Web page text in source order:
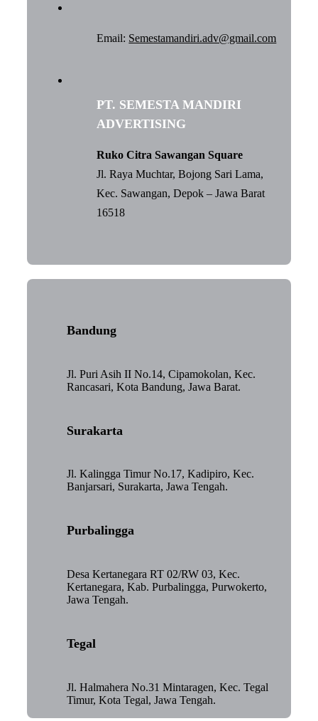
Email: Semestamandiri.adv@gmail.com
PT. SEMESTA MANDIRI
ADVERTISING
Ruko Citra Sawangan Square
Jl. Raya Muchtar, Bojong Sari Lama,
Kec. Sawangan, Depok – Jawa Barat
16518
Bandung
Jl. Puri Asih II No.14, Cipamokolan, Kec.
Rancasari, Kota Bandung, Jawa Barat.
Surakarta
Jl. Kalingga Timur No.17, Kadipiro, Kec.
Banjarsari, Surakarta, Jawa Tengah.
Purbalingga
Desa Kertanegara RT 02/RW 03, Kec.
Kertanegara, Kab. Purbalingga, Purwokerto,
Jawa Tengah.
Tegal
Jl. Halmahera No.31 Mintaragen, Kec. Tegal
Timur, Kota Tegal, Jawa Tengah.